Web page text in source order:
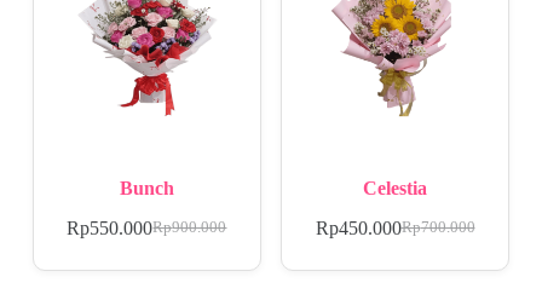
Bunch
Rp900.000
Rp550.000
Celestia
Rp700.000
Rp450.000